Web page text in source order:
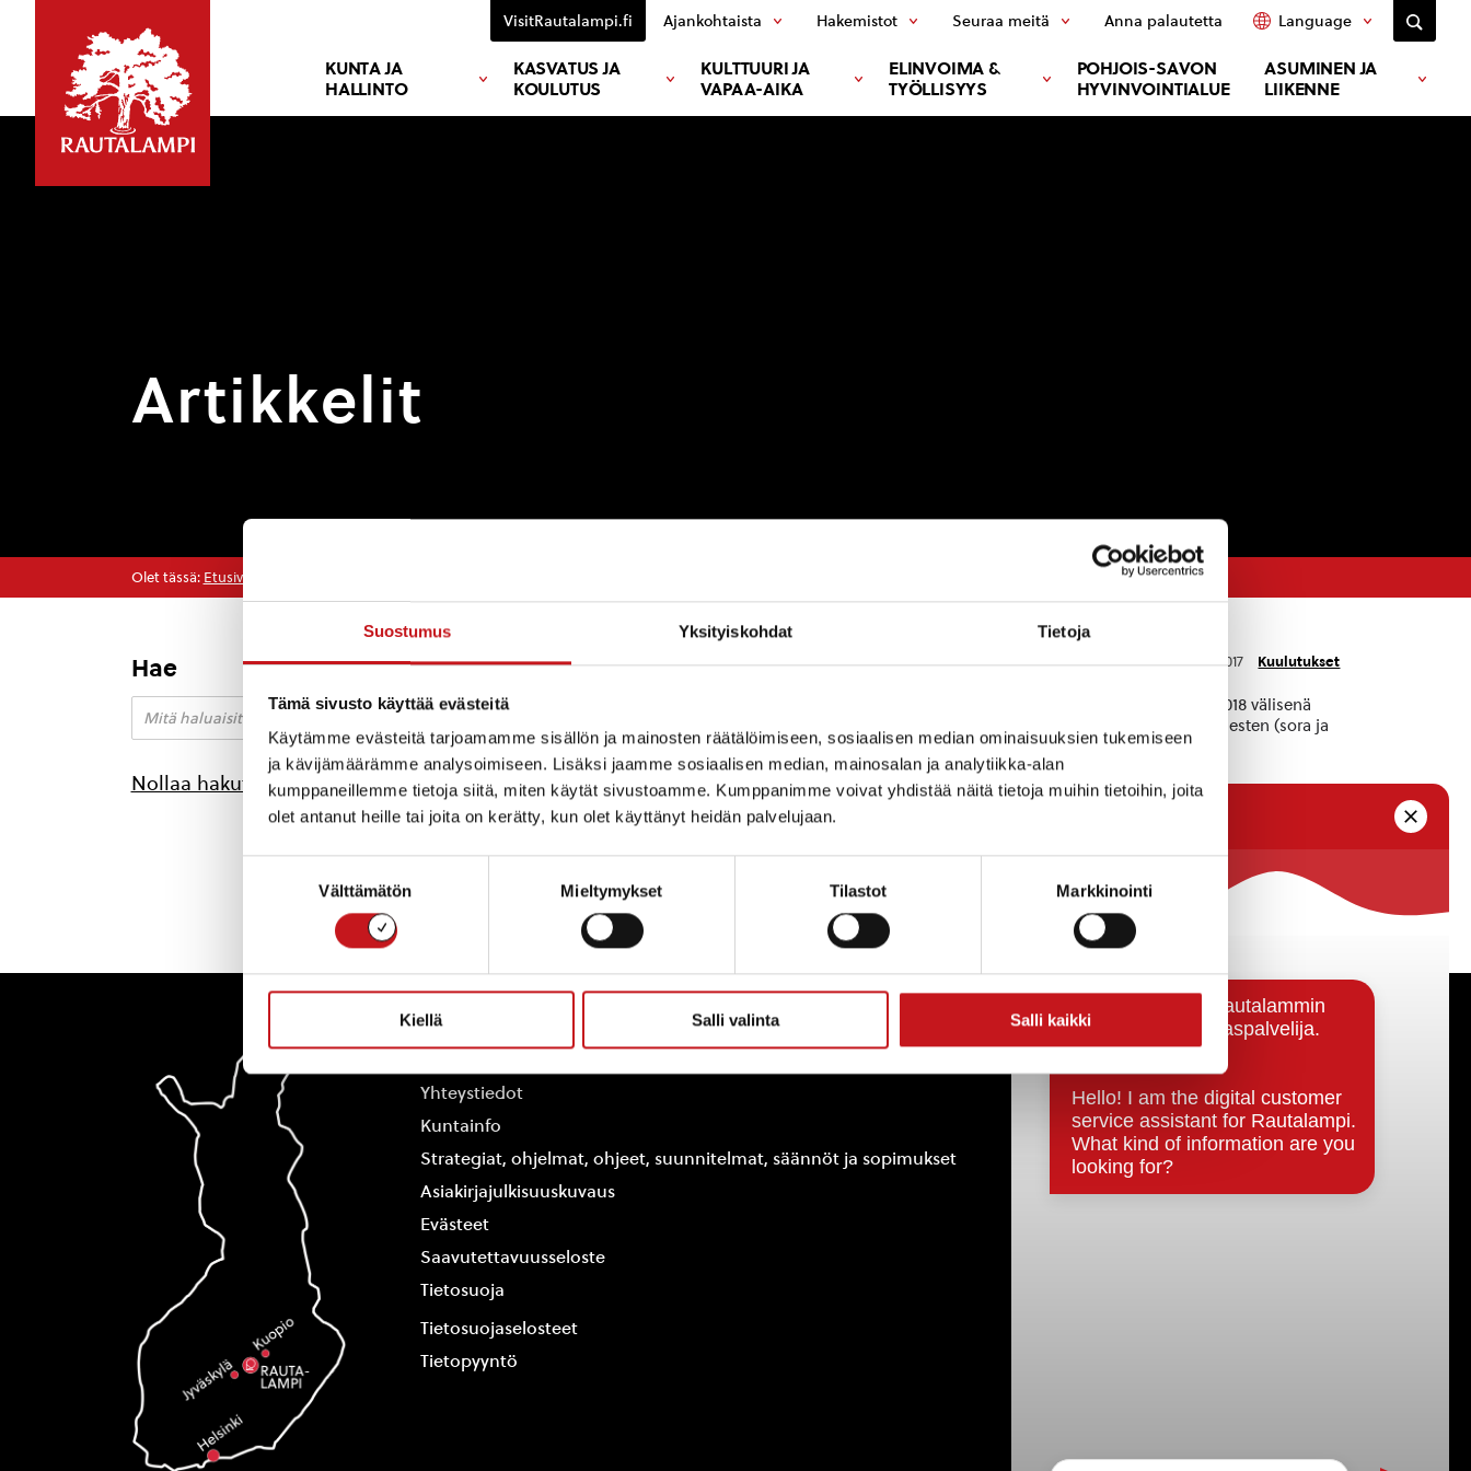
Suostumus Yksityiskohdat Tietoja
Tämä sivusto käyttää evästeitä
Käytämme evästeitä tarjoamamme sisällön ja mainosten räätälöimiseen, sosiaalisen median ominaisuuksien tukemiseen
ja kävijämäärämme analysoimiseen. Lisäksi jaamme sosiaalisen median, mainosalan ja analytiikka-alan
kumppaneillemme tietoja siitä, miten käytät sivustoamme. Kumppanimme voivat yhdistää näitä tietoja muihin tietoihin, joita
olet antanut heille tai joita on kerätty, kun olet käyttänyt heidän palvelujaan.
Välttämätön Mieltymykset Tilastot Markkinointi
Kiellä Salli valinta Salli kaikki
KUNTA JA
HALLINTO
KASVATUS JA
KOULUTUS
KULTTUURI JA
VAPAA-AIKA
ELINVOIMA &
TYÖLLISYYS
POHJOIS-SAVON
HYVINVOINTIALUE
ASUMINEN JA
LIIKENNE
VisitRautalampi.fi Ajankohtaista Hakemistot Seuraa meitä Anna palautetta Language
Artikkelit
Olet tässä: Etusivu
Hae
Nollaa hakutulokset
Maa-aineslupahakemus tilalle Pattoonmäki RN:o 4:37 18.12.2017 Kuulutukset
KUULUTUS Rautalammin kunnanviraston yhteispalvelupisteessä on julkisesti nähtävänä 19.12.2017 –18.1.2018 välisenä
aikana seuraavat vireillä olevat lupahakemukset: Maa-aineslupa: Savon Kuljetus Oy hakee lupaa maa-ainesten (sora ja
hiekka) ottoon tilalla Pattoonmäki Rn:o 4:37. […]
Asumisneuvonta-avustukset haettavina 15.1.2018
5.12.2017
Rautalammin kunta
Yhteystiedot
Kuntainfo
Strategiat, ohjelmat, ohjeet, suunnitelmat, säännöt ja sopimukset
Asiakirjajulkisuuskuvaus
Evästeet
Saavutettavuusseloste
Tietosuoja
Tietosuojaselosteet
Tietopyyntö
Päätöksenteko ja lähidemokratia
Päätökset, esityslistat & pöytäkirjat
Hallinto
Kunnanhallitus
Kunnanvaltuusto